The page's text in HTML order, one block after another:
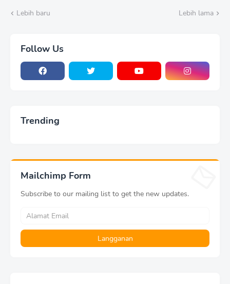
Lebih baru
Lebih lama
Follow Us
Trending
Mailchimp Form
Subscribe to our mailing list to get the new updates.